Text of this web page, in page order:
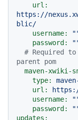
url:
https://
blic/
username:
password:
# Required to
parent pom
maven-xwiki-
type:
url:
username:
password:
updates: